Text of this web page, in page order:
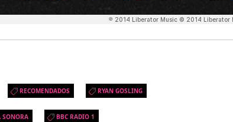
RECOMENDADOS RYAN GOSLING
SONORA BBC RADIO 1